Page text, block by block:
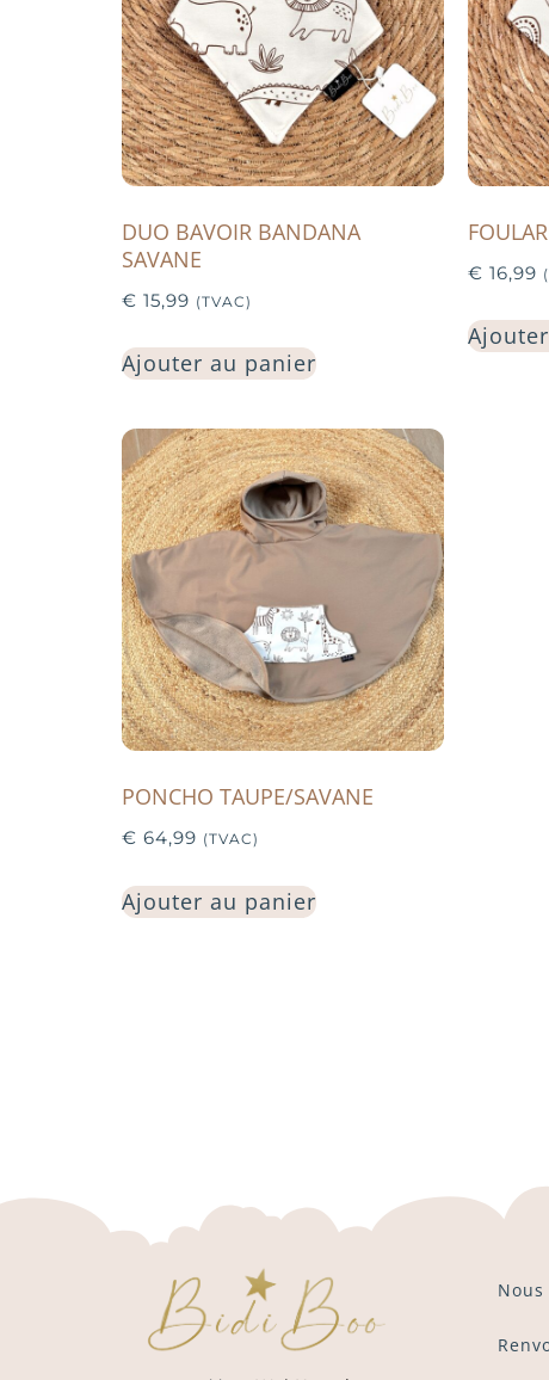
DUO BAVOIR BANDANA
SAVANE
€ 15,99 (TVAC)
Ajouter au panier
€ 16,99
PONCHO TAUPE/SAVANE
€ 64,99 (TVAC)
Ajouter au panier